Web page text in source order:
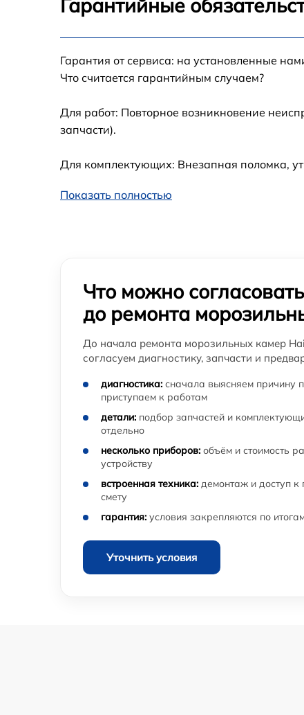
Гарантийные
Гарантия от сервиса: на установленные
Что считается гарантийным случаем?
Для работ: Повторное возникновение
запчасти).
Для комплектующих: Внезапная поломка,
Показать полностью
Что можно согласовать
до ремонта
До начала ремонта морозильных камер
согласуем диагностику, запчасти и
диагностика: сначала выясняем причину
приступаем к работам
детали: подбор запчастей и
отдельно
несколько приборов: объём и стоимость
устройству
встроенная техника: демонтаж и доступ
смету
гарантия: условия закрепляются по
Уточнить условия